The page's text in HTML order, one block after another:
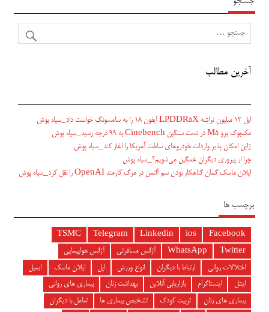
آخرین مطالب
اپل ۱۳ میلیون تراشه LPDDR5X آیفون ۱۸ را به سامسونگ خواست داد_سیاه پوش
مک‌بوک پرو M5 در تست سنگین Cinebench به ۹۹ درجه رسید_سیاه پوش
ژاپن امکان پذیر واردات خودروهای ساخت آمریکا را اغاز کند_سیاه پوش
چرا از پیروزی دیگران غمگین می‌شویم؟_سیاه پوش
ایلان ماسک گمان گناهکار بودن سم آلتمن در مرگ کارمند OpenAI را نقل کرد_سیاه پوش
برچسب ها
Facebook
ios
Linkedin
Telegram
TSMC
Twitter
WhatsApp آژانس مسافرتی
آژانس هواپیمایی
اختلالات روانی
ارتباط با دیگران انواع ورزش اپل ایلان ماسک
ایمیل
اینتل
اینستاگرام بازاریابی آنلاین بهداشت زنان
بیماری های روانی
بیماری های زنان
تربیت کودک تشخیص بیماری ها
تعامل با دیگران